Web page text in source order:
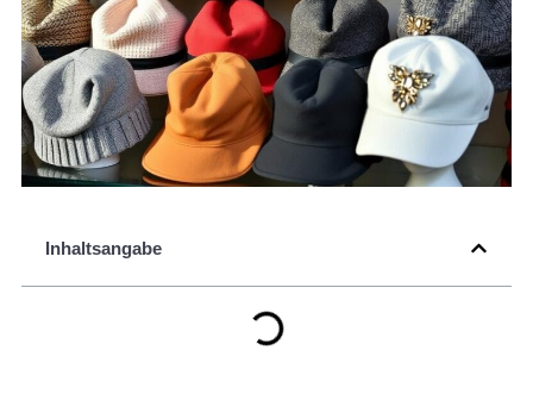
Inhaltsangabe